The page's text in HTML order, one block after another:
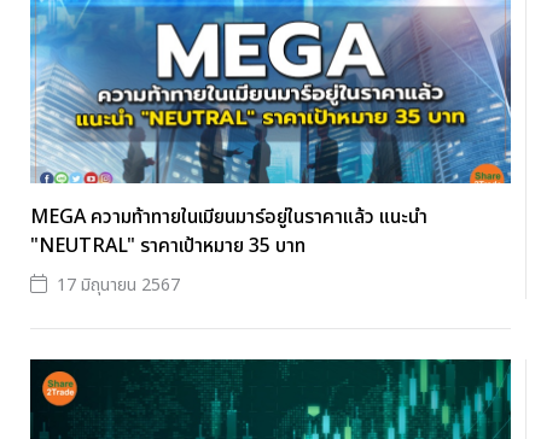
MEGA ความท้าทายในเมียนมาร์อยู่ในราคาแล้ว แนะนำ
"NEUTRAL" ราคาเป้าหมาย 35 บาท
17 มิถุนายน 2567